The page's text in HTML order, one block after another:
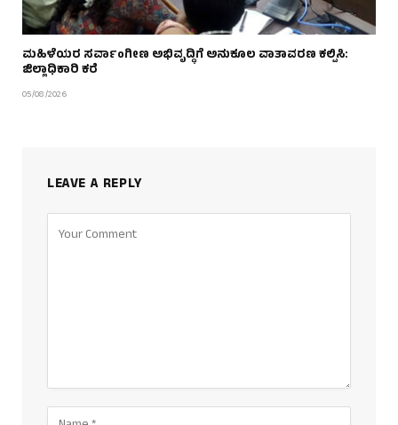
ಮಹಿಳೆಯರ ಸರ್ವಾಂಗೀಣ ಅಭಿವೃದ್ಧಿಗೆ ಅನುಕೂಲ ವಾತಾವರಣ ಕಲ್ಪಿಸಿ:
ಜಿಲ್ಲಾಧಿಕಾರಿ ಕರೆ
05/08/2026
LEAVE A REPLY